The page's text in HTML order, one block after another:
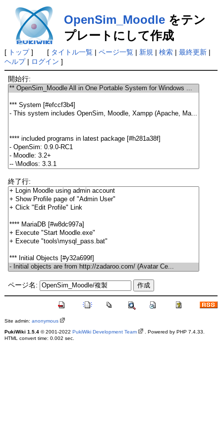
OpenSim_Moodleをテン
プレートにして作成
[ トップ] [ タイトル一覧| ページ一覧| 新規 | 検索| 最終更新|
ヘルプ| ログイン ]
開始行:
終了行:
ページ名:
Site admin: anonymous
PukiWiki 1.5.4© 2001-2022 PukiWiki Development Team
. Powered by PHP 7.4.33.
HTML convert time: 0.002 sec.